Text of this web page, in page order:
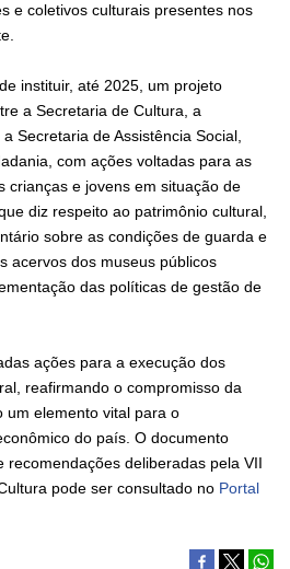
e coletivos culturais presentes nos
instituir, até 2025, um projeto
a Secretaria de Cultura, a
Secretaria de Assistência Social,
com ações voltadas para as
crianças e jovens em situação de
diz respeito ao patrimônio cultural,
sobre as condições de guarda e
acervos dos museus públicos
das políticas de gestão de
ações para a execução dos
reafirmando o compromisso da
um elemento vital para o
do país. O documento
recomendações deliberadas pela VII
pode ser consultado no Portal